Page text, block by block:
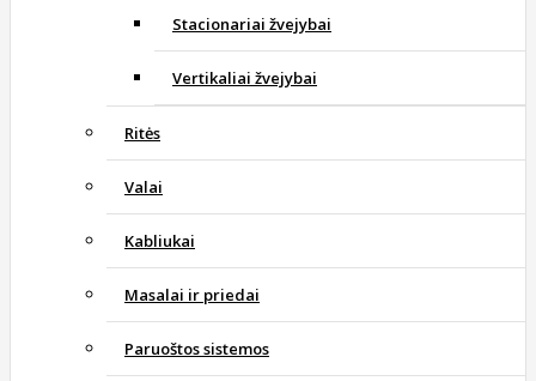
Stacionariai žvejybai
Vertikaliai žvejybai
Ritės
Valai
Kabliukai
Masalai ir priedai
Paruoštos sistemos